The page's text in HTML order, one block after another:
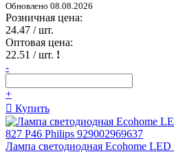
Обновлено 08.08.2026
Розничная цена:
24.47 / шт.
Оптовая цена:
22.51 / шт. !
-
+
Купить
Лампа светодиодная Ecohome